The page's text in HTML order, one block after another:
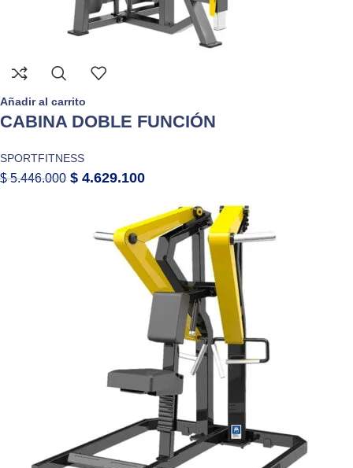
Añadir al carrito
CABINA DOBLE FUNCIÓN
SPORTFITNESS
$5.446.000 $ 4.629.100